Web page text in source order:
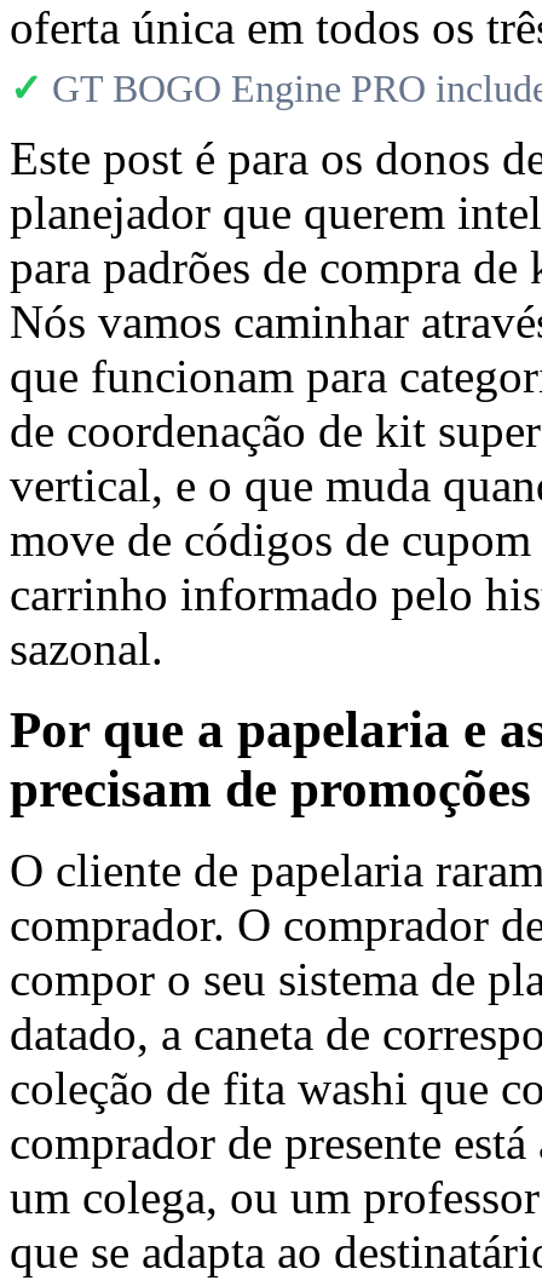
oferta única em todos os
✓ GT BOGO Engine PRO
Este post é para os donos
planejador que querem
para padrões de compra
Nós vamos caminhar
que funcionam para
de coordenação de kit
vertical, e o que muda
move de códigos de
carrinho informado pelo
sazonal.
Por que a papelaria e
precisam de
O cliente de papelaria
comprador. O comprador
compor o seu sistema de
datado, a caneta de
coleção de fita washi que
comprador de presente
um colega, ou um
que se adapta ao